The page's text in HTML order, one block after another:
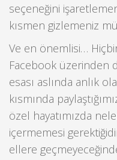
seçeneğini
kısmen gizlemeniz
Ve en önemlisi…
Facebook üzerinden
esası aslında anlık
kısmında
özel hayatımızda
içermemesi
ellere